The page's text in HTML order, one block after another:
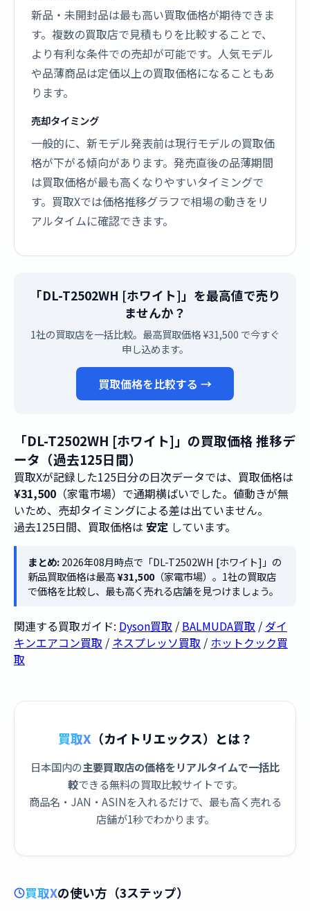
新品・未開封品は最も高い買取価格が期待できま
す。複数の買取店で見積もりを比較することで、
より有利な条件での売却が可能です。人気モデル
や品薄商品は定価以上の買取価格になることもあ
ります。
売却タイミング
一般的に、新モデル発表前は現行モデルの買取価
格が下がる傾向があります。発売直後の品薄期間
は買取価格が最も高くなりやすいタイミングで
す。買取Xでは価格推移グラフで相場の動きをリ
アルタイムに確認できます。
「DL-T2502WH [ホワイト]」を最高値で売り
ませんか？
1社の買取店を一括比較。最高買取価格 ¥31,500 で今すぐ
申し込めます。
買取価格を比較する →
「DL-T2502WH [ホワイト]」の買取価格 推移デ
ータ（過去125日間）
買取Xが記録した125日分の日次データでは、買取価格は
¥31,500 （家電市場）で通期横ばいでした。値動きが無
いため、売却タイミングによる差は出ていません。
過去125日間、買取価格は 安定 しています。
まとめ:2026年08月時点で「DL-T2502WH [ホワイト]」の
新品買取価格は最高¥31,500（家電市場）。1社の買取店
で価格を比較し、最も高く売れる店舗を見つけましょう。
関連する買取ガイド: Dyson買取 / BALMUDA買取 / ダイ
キンエアコン買取 / ネスプレッソ買取 / ホットクック買
取
買取X （カイトリエックス）とは？
日本国内の主要買取店の価格をリアルタイムで一括比
較できる無料の買取比較サイトです。
商品名・JAN・ASINを入れるだけで、最も高く売れる
店舗が1秒でわかります。
買取Xの使い方（3ステップ）